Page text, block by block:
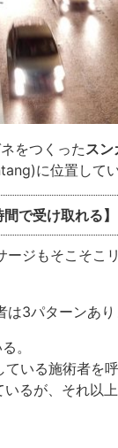
をつくったスン
に位置してい
で受け取れる
ージもそこそこ
3パターンあり
。
いる施術者を呼
るが、それ以